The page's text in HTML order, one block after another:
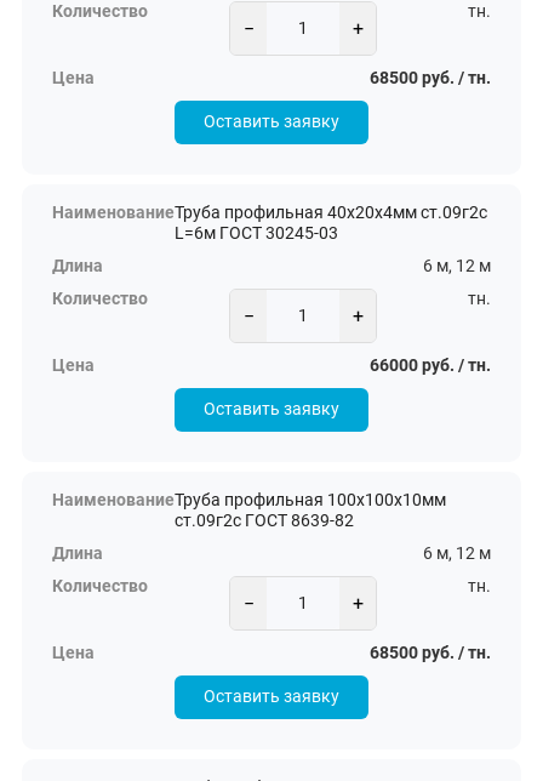
− +
тн.
68500 руб. / тн.
Оставить заявку
Труба профильная 40х20х4мм ст.09г2с
L=6м ГОСТ 30245-03
6 м, 12 м
− +
тн.
66000 руб. / тн.
Оставить заявку
Труба профильная 100х100х10мм
ст.09г2с ГОСТ 8639-82
6 м, 12 м
− +
тн.
68500 руб. / тн.
Оставить заявку